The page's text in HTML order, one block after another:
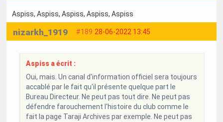
Aspiss, Aspiss, Aspiss, Aspiss, Aspiss
#189 28-06-2022 13:45
nizarkh_1919
Aspiss a écrit :
Oui, mais. Un canal d'information officiel sera toujours
accablé par le fait qu'il présente quelque part le
Bureau Directeur. Ne peut pas tout dire. Ne peut pas
défendre farouchement l'histoire du club comme le
fait la page Taraji Archives par exemple. Ne peut pas